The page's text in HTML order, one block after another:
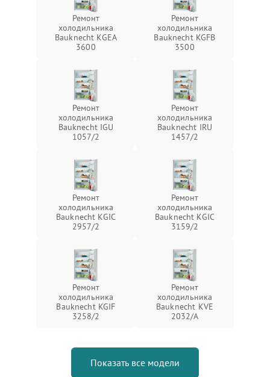
Ремонт
холодильника
Bauknecht KGEA
3600
Ремонт
холодильника
Bauknecht KGFB
3500
Ремонт
холодильника
Bauknecht IGU
1057/2
Ремонт
холодильника
Bauknecht IRU
1457/2
Ремонт
холодильника
Bauknecht KGIC
2957/2
Ремонт
холодильника
Bauknecht KGIC
3159/2
Ремонт
холодильника
Bauknecht KGIF
3258/2
Ремонт
холодильника
Bauknecht KVE
2032/A
Показать все модели